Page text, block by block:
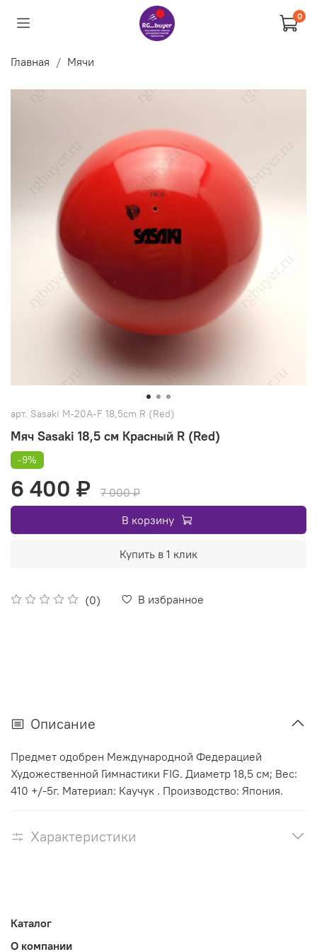
0
Главная Мячи
арт. Sasaki M-20A-F 18,5cm R (Red)
Мяч Sasaki 18,5 см Красный R (Red)
(0) В избранное
-9%
6 400 ₽
7 000 ₽
В корзину
Купить в 1 клик
Описание
Предмет одобрен Международной Федерацией
Художественной Гимнастики FIG. Диаметр 18,5 см; Вес:
410 +/-5г. Материал: Каучук . Производство: Япония.
Характеристики
Каталог
О компании